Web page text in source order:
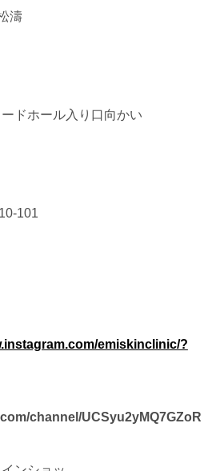
濤
ドホール入り口向かい
101
emiskinclinic/?
channel/